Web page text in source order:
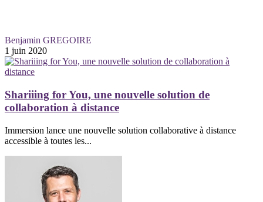
Benjamin GREGOIRE
1 juin 2020
Shariiing for You, une nouvelle solution de
collaboration à distance
Immersion lance une nouvelle solution collaborative à distance
accessible à toutes les...